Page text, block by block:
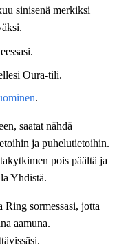
sinisenä merkiksi
Oura-tili.
.
saatat nähdä
ja puhelutietoihin.
pois päältä ja
Yhdistä.
sormessasi, jotta
aamuna.